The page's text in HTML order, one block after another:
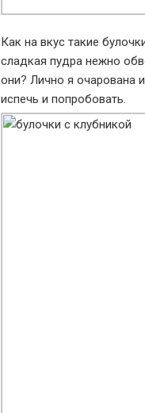
Как на вкус такие
сладкая пудра нежно
они? Лично я очарована
испечь и попробовать.